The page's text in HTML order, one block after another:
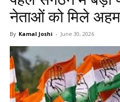
नेताओं को मिले
By Kamal Joshi - June 30, 2026